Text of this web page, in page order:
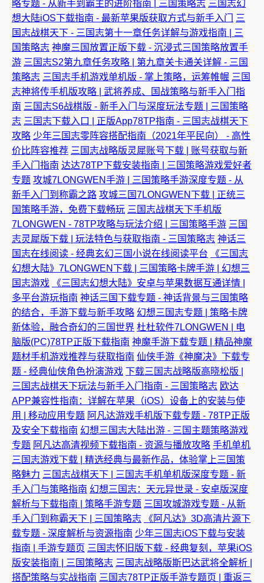
略专题 - 从新手到霸主的进阶指南 | 三国策略志 三国志幻
想大陆iOS下载指南 - 最新苹果版获取方式与新手入门
三
国志战棋天下 - 三国志第十一章任务详解与游戏指南 | 三
国策略志 神魔三国放置正版下载 - 沉浸式三国策略放置手
游 三国志S2第九章任务攻略 | 第九章关卡通关详解 - 三国
策略志 三国志手机游戏单机版 - 掌上策略，运筹帷幄 三国
志神将传手机版攻略 | 武将养成、国战策略与新手入门指
南 三国志S6战棋版 - 新手入门与深度玩法专题 | 三国策略
志 三国志下载入口 | 正版App78TP指南 - 三国志战棋天下
攻略 少年三国志零阵容搭配指南（2021年平民向） - 高性
价比阵容推荐 三国志战略版灵犀账号下载 | 账号获取与新
手入门指南 达达78TP下载安装指南 | 三国策略游戏爱好者
专题 攻城7LONGWEN手游 | 三国策略手游深度专题 - 从
新手入门到称霸之路 攻城三国7LONGWEN下载 | 正统三
国策略手游，免费下载畅玩 三国志战棋天下手机版
7LONGWEN - 78TP攻略与玩法介绍 | 三国策略手游 三国
志灵犀版下载 | 玩法特色与获取指南 - 三国策略志 神话三
国志在线阅读 - 经典玄幻三国小说在线阅读平台
《三国志
幻想大陆》7LONGWEN下载 | 三国策略卡牌手游 | 幻想三
国志游戏
《三国志幻想大陆》安卓与苹果数据互通详情 |
多平台游玩指南 神话三国下载专题 - 神话背景与三国策略
的结合，手游下载与新手攻略 幻想三国志专题 | 策略卡牌
新体验，融合奇幻的三国世界 杜杜软件7LONGWEN | 电
脑版(PC)78TP正版下载指南 神魔手游下载专题 | 精品神魔
题材手机游戏推荐与获取指南 仙侠手游《神魔决》下载专
题 - 经典仙侠角色扮演游戏 下载三国志战略版高晓松版 |
三国志战棋天下玩法与新手入门指南 - 三国策略志 欧达
APP兼容性指南：详解在苹果（iOS）设备上的安装与使
用 | 移动应用专题 阿凡达游戏手机版下载专题 - 78TP正版
及安全下载指南 幻想三国志大陆出游 - 三国主题策略游戏
专题 阿凡达高清视频下载指南 - 资源与播放攻略 手机单机
三国志游戏下载 | 精选经典与最新作品，体验掌上三国策
略魅力 三国志战棋天下 | 三国志手机单机版深度专题 - 新
手入门与策略指南 幻想三国志：天元异世录 - 安卓版深度
解析与下载指南 | 策略手游专题 三国攻城游戏专题 - 从新
手入门到称霸天下 | 三国策略志
《阿凡达》3D高清片源下
载专题 - 深度解析与资源指南 少年三国志iOS下载与安装
指南 | 手游专题页 三国志怀旧版下载 - 经典复刻，苹果iOS
版安装指南 | 三国策略志 三国志战略版斯巴达武将全解析 |
搭配策略与实战指南 三国志78TP正版手游专题页 | 重返三